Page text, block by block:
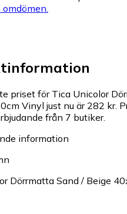
priset för Tica Unicolor
Vinyl just nu är 282 kr.
från 7 butiker.
information
Dörrmatta Sand / Beige